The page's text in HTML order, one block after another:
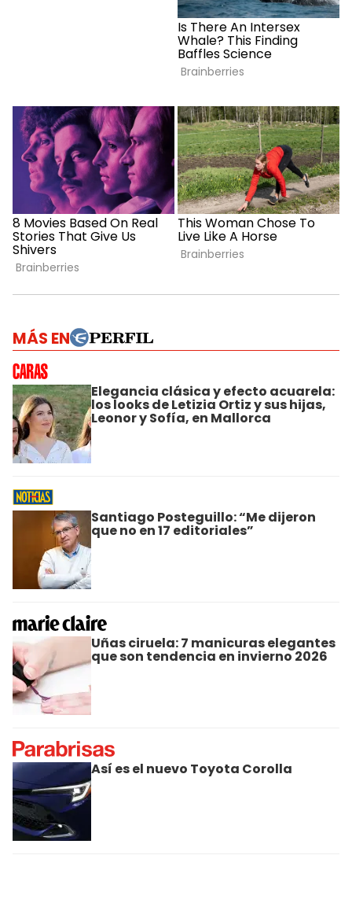
MÁS EN
Elegancia clásica y efecto acuarela:
los looks de Letizia Ortiz y sus hijas,
Leonor y Sofía, en Mallorca
Santiago Posteguillo: “Me dijeron
que no en 17 editoriales”
Uñas ciruela: 7 manicuras elegantes
que son tendencia en invierno 2026
Así es el nuevo Toyota Corolla